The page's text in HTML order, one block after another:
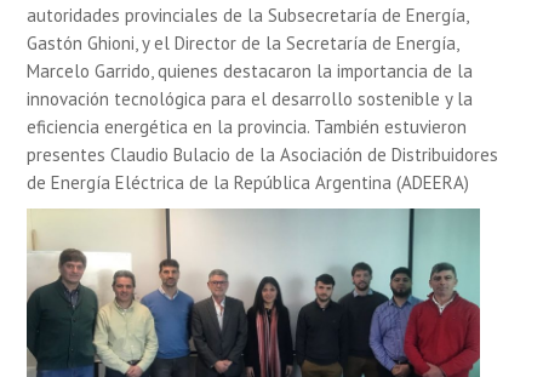
autoridades provinciales de la Subsecretaría de Energía,
Gastón Ghioni, y el Director de la Secretaría de Energía,
Marcelo Garrido, quienes destacaron la importancia de la
innovación tecnológica para el desarrollo sostenible y la
eficiencia energética en la provincia. También estuvieron
presentes Claudio Bulacio de la Asociación de Distribuidores
de Energía Eléctrica de la República Argentina (ADEERA)